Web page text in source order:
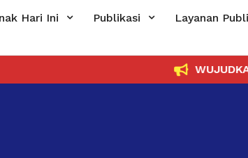
Hari Ini Publikasi Layanan
WUJUDKAN